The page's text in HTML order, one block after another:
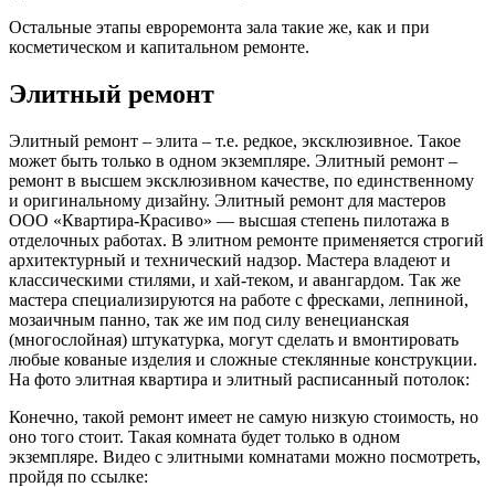
Остальные этапы евроремонта зала такие же, как и при
косметическом и капитальном ремонте.
Элитный ремонт
Элитный ремонт – элита – т.е. редкое, эксклюзивное. Такое
может быть только в одном экземпляре. Элитный ремонт –
ремонт в высшем эксклюзивном качестве, по единственному
и оригинальному дизайну. Элитный ремонт для мастеров
ООО «Квартира-Красиво» — высшая степень пилотажа в
отделочных работах. В элитном ремонте применяется строгий
архитектурный и технический надзор. Мастера владеют и
классическими стилями, и хай-теком, и авангардом. Так же
мастера специализируются на работе с фресками, лепниной,
мозаичным панно, так же им под силу венецианская
(многослойная) штукатурка, могут сделать и вмонтировать
любые кованые изделия и сложные стеклянные конструкции.
На фото элитная квартира и элитный расписанный потолок:
Конечно, такой ремонт имеет не самую низкую стоимость, но
оно того стоит. Такая комната будет только в одном
экземпляре. Видео с элитными комнатами можно посмотреть,
пройдя по ссылке: